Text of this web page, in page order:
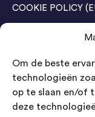
Om de beste
technologieën
op te slaan en/of
deze
COOKIE POLICY
Agenda Trade
04-05 November /
Bestel GRATIS
Bestel GRATIS